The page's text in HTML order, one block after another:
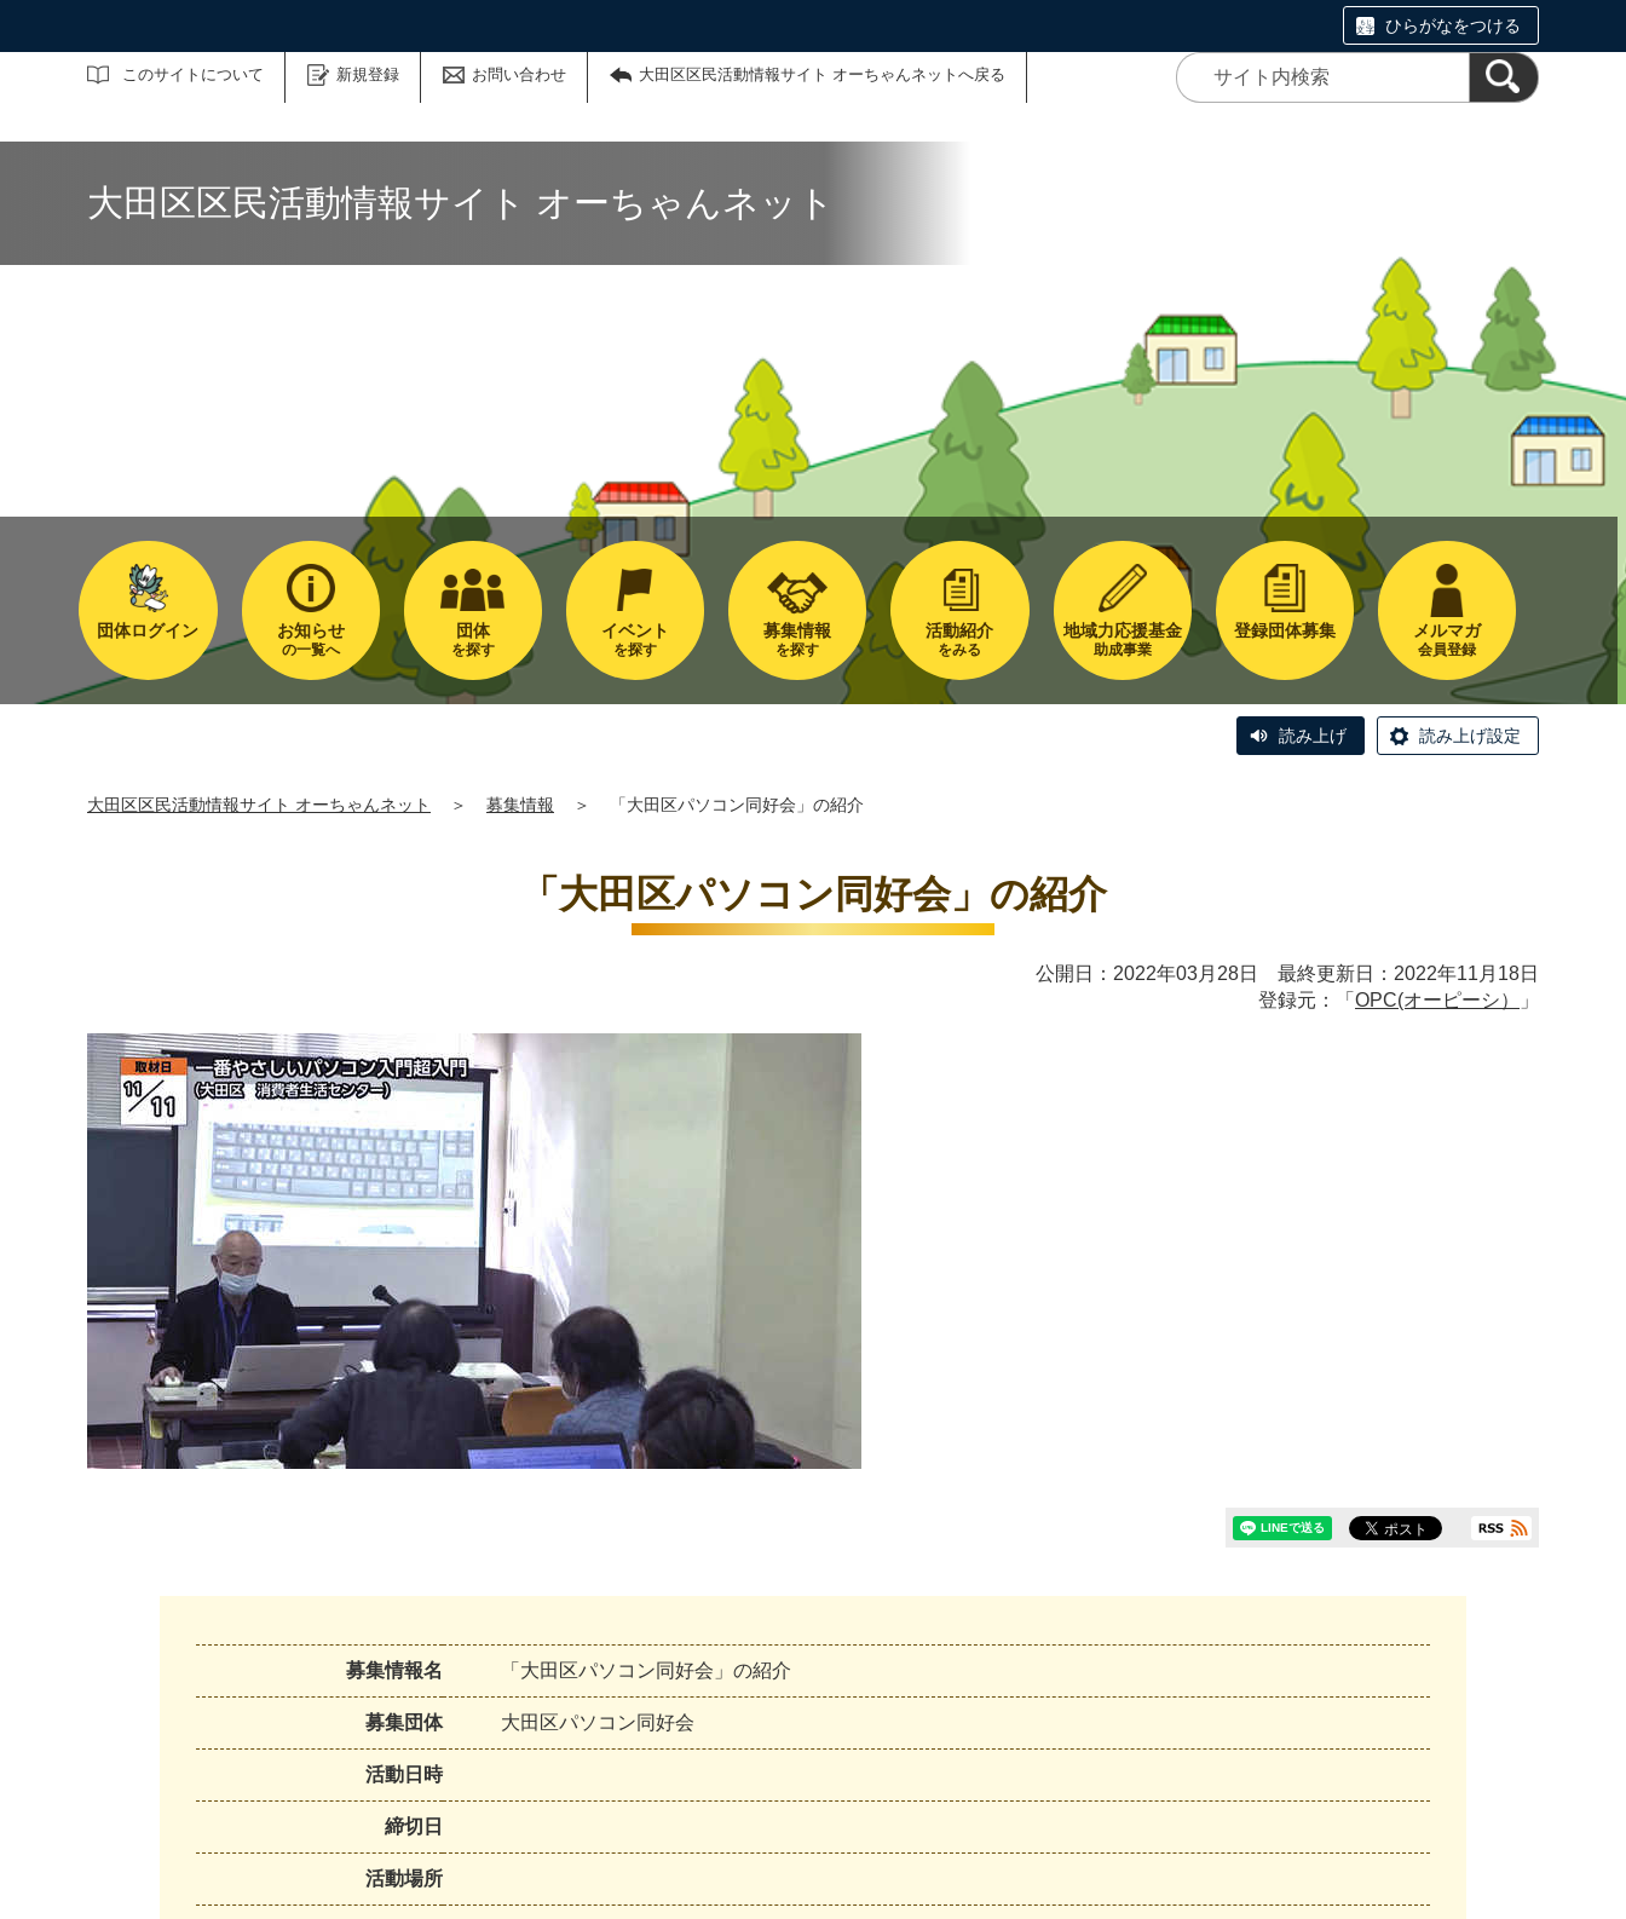
ひらがなをつける
このサイトについて 新規登録 お問い合わせ 大田区区民活動情報サイト オーちゃんネットへ戻る
サイト内検索
大田区区民活動情報サイト オーちゃんネット
団体ログイン お知らせ
の一覧へ
団体
を探す
イベント
を探す
募集情報
を探す
活動紹介
をみる
地域力応援基金
助成事業
登録団体募集 メルマガ
会員登録
読み上げ 読み上げ設定
大田区区民活動情報サイト オーちゃんネット ＞ 募集情報 ＞ 「大田区パソコン同好会」の紹介
「大田区パソコン同好会」の紹介
公開日：2022年03月28日 最終更新日：2022年11月18日
登録元：「 OPC(オーピーシ） 」
募集情報名 「大田区パソコン同好会」の紹介
募集団体 大田 区パソ コ ン同好会
活動日時
締切日
活動場所